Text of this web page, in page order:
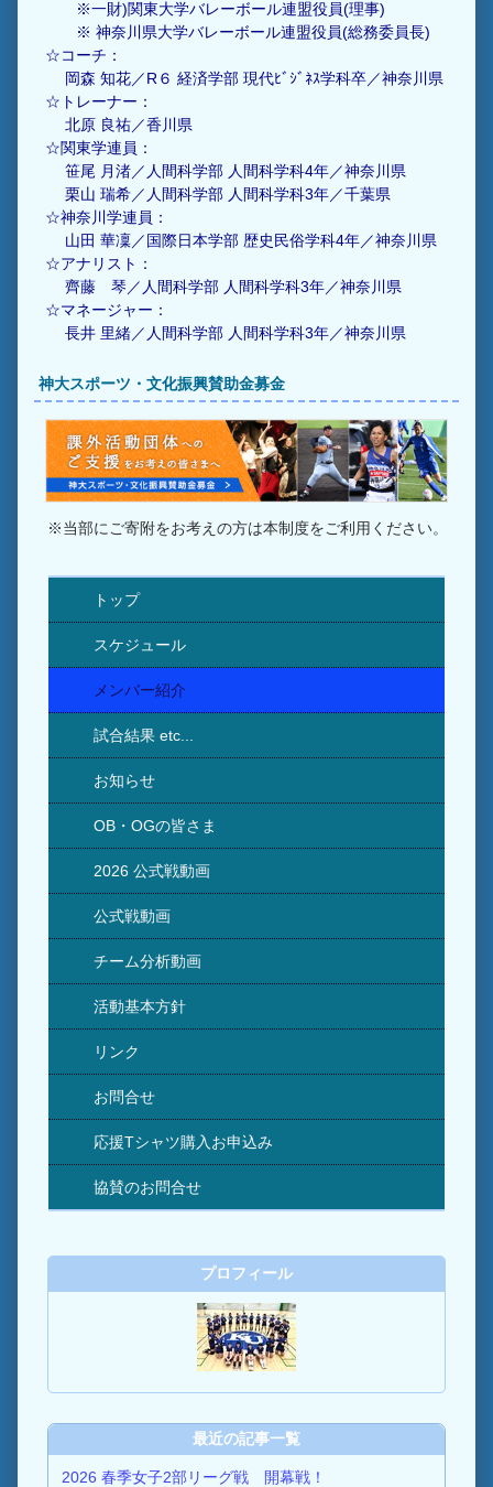
※一財)関東大学バレーボール連盟役員(理事)
※ 神奈川県大学バレーボール連盟役員(総務委員長)
☆コーチ：
岡森 知花／R６ 経済学部 現代ﾋﾞｼﾞﾈｽ学科卒／神奈川県
☆トレーナー：
北原 良祐／香川県
☆関東学連員：
笹尾 月渚／人間科学部 人間科学科4年／神奈川県
栗山 瑞希／人間科学部 人間科学科3年／千葉県
☆神奈川学連員：
山田 華凜／国際日本学部 歴史民俗学科4年／神奈川県
☆アナリスト：
齊藤 琴／人間科学部 人間科学科3年／神奈川県
☆マネージャー：
長井 里緒／人間科学部 人間科学科3年／神奈川県
神大スポーツ・文化振興賛助金募金
※当部にご寄附をお考えの方は本制度をご利用ください。
トップ
スケジュール
メンバー紹介
試合結果 etc...
お知らせ
OB・OGの皆さま
2026 公式戦動画
公式戦動画
チーム分析動画
活動基本方針
リンク
お問合せ
応援Tシャツ購入お申込み
協賛のお問合せ
プロフィール
最近の記事一覧
2026 春季女子2部リーグ戦 開幕戦！